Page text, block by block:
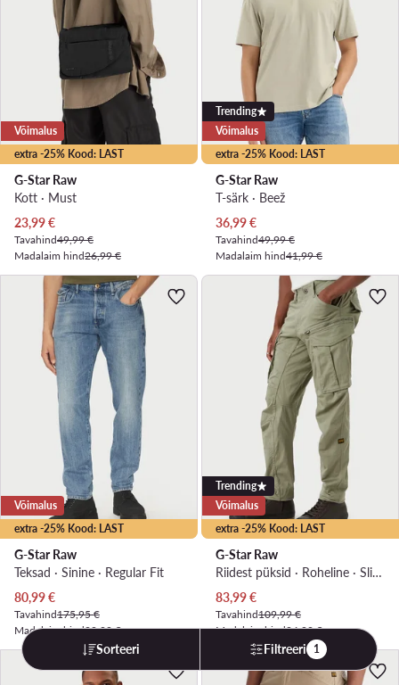
extra -25% Kood: LAST
Võimalus
G-Star Raw
Kott · Must
Praegune hind
23,99€
Tavahind49,99 €
Madalaim hind26,99 €
extra -25% Kood: LAST
Trending
Võimalus
G-Star Raw
T-särk · Beež
Praegune hind
36,99€
Tavahind49,99 €
Madalaim hind41,99 €
extra -25% Kood: LAST
Võimalus
G-Star Raw
Teksad · Sinine · Regular Fit
Praegune hind
80,99€
Tavahind175,95 €
Madalaim hind90,99 €
extra -25% Kood: LAST
Trending
Võimalus
G-Star Raw
Riidest püksid · Roheline · Slim Fit
Praegune hind
83,99€
Tavahind109,99 €
Madalaim hind94,99 €
Sorteeri Filtreeri 1